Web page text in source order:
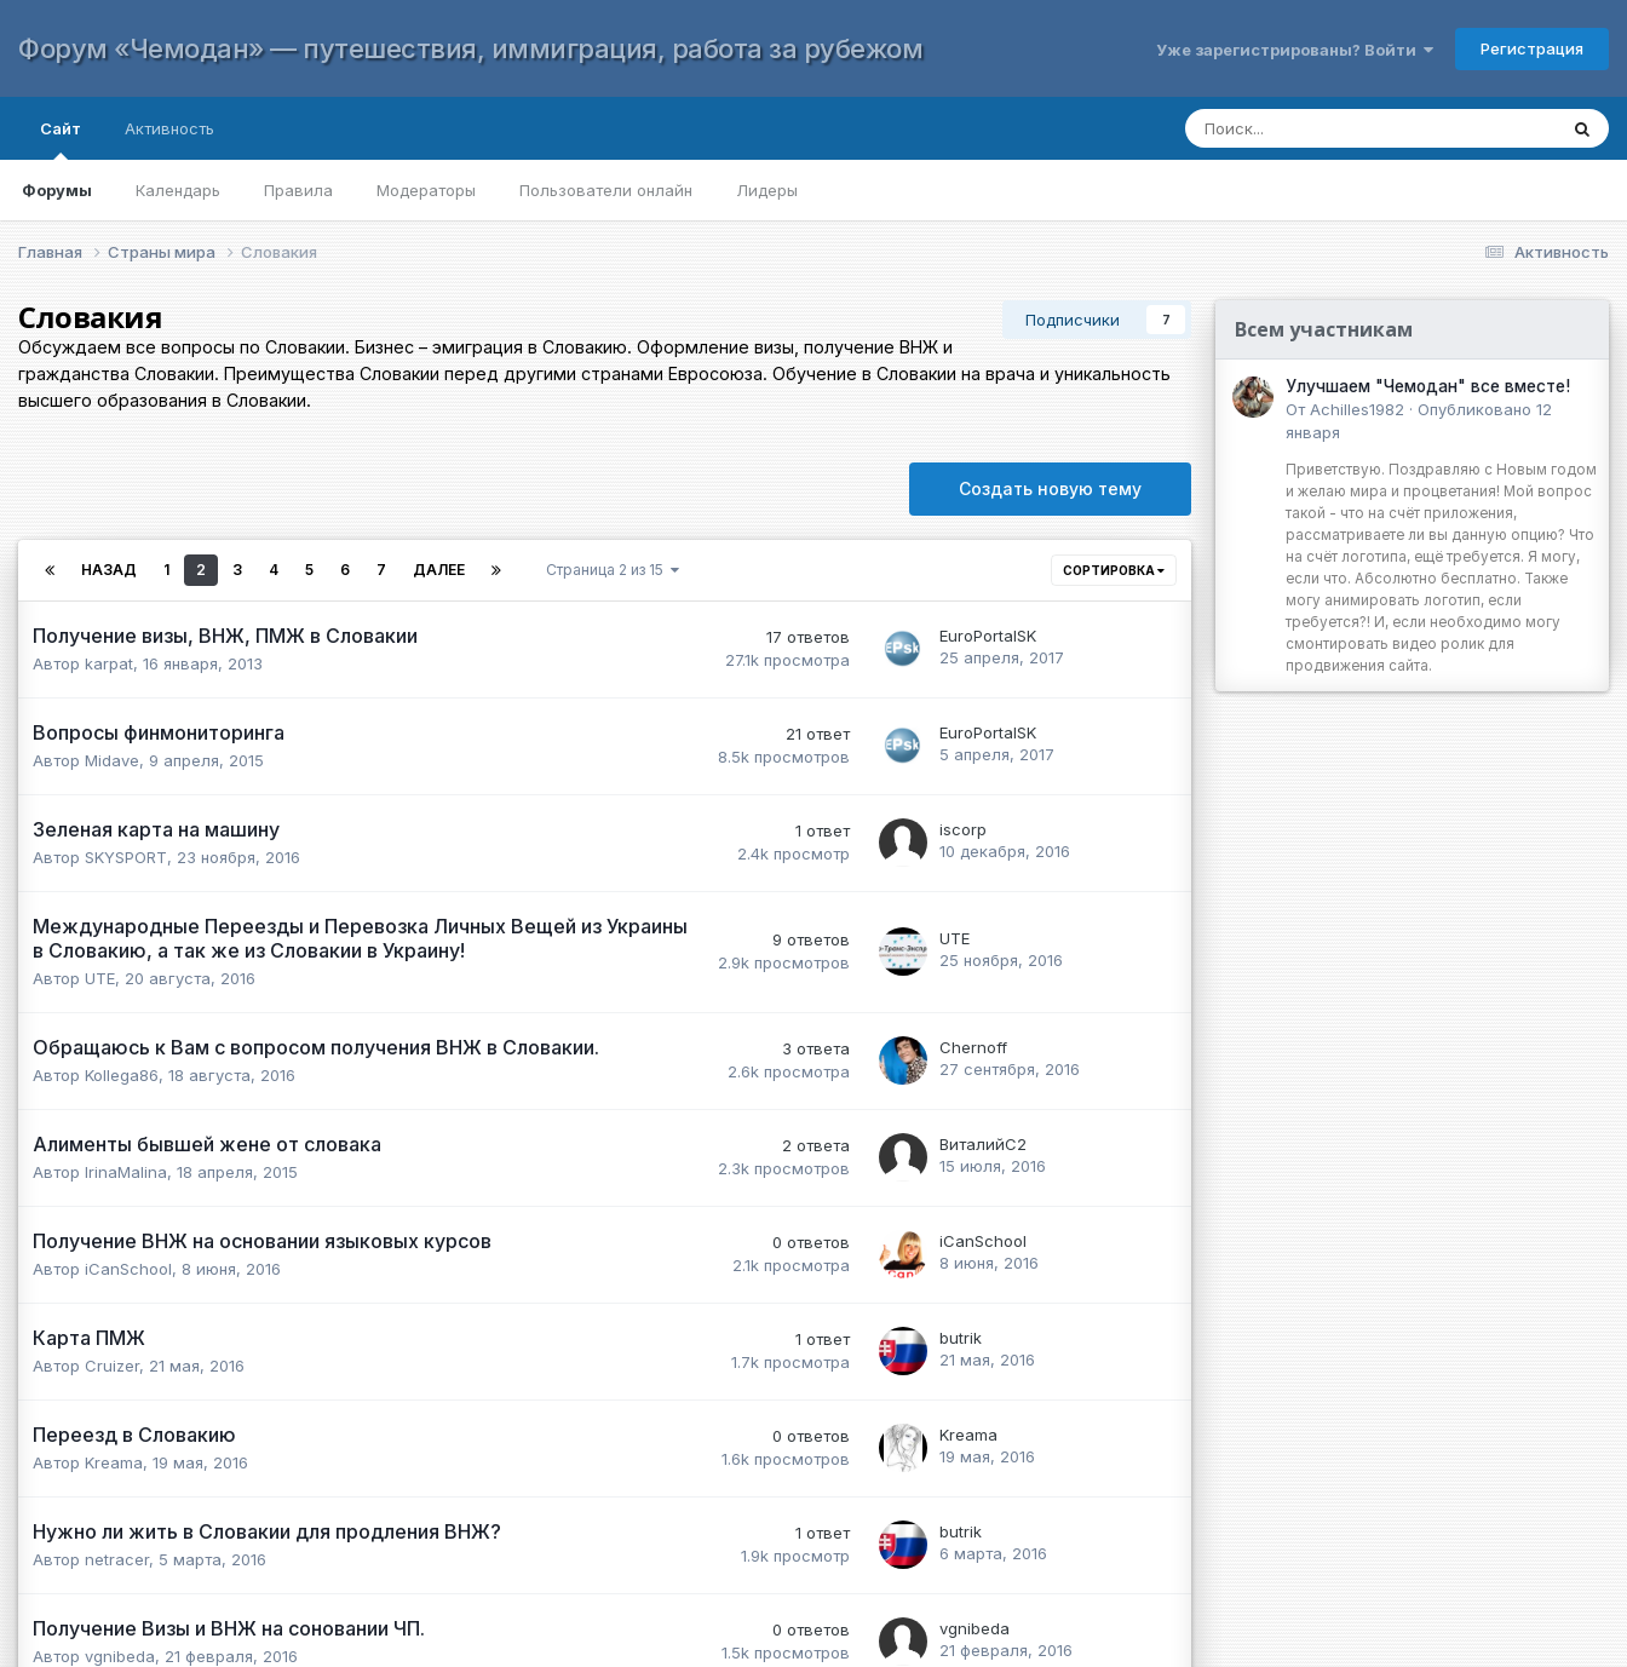
Форум «Чемодан» — путешествия, иммиграция, работа за рубежом Уже зарегистрированы? Войти Регистрация
Сайт
Форумы Календарь Правила Модераторы Пользователи онлайн Лидеры
Активность
Активность
Главная Страны мира Словакия
Словакия Подписчики 7
Обсуждаем все вопросы по Словакии. Бизнес – эмиграция в Словакию. Оформление визы, получение ВНЖ и
гражданства Словакии. Преимущества Словакии перед другими странами Евросоюза. Обучение в Словакии на врача и уникальность
высшего образования в Словакии.
Создать новую тему
СОРТИРОВКА
НАЗАД 1 2 3 4 5 6 7 ДАЛЕЕ Страница 2 из 15
Получение визы, ВНЖ, ПМЖ в Словакии
Автор karpat, 16 января, 2013
17 ответов
27.1k просмотра
EuroPortalSK
25 апреля, 2017
Вопросы финмониторинга
Автор Midave, 9 апреля, 2015
21 ответ
8.5k просмотров
EuroPortalSK
5 апреля, 2017
Зеленая карта на машину
Автор SKYSPORT, 23 ноября, 2016
1 ответ
2.4k просмотр
iscorp
10 декабря, 2016
Международные Переезды и Перевозка Личных Вещей из Украины
в Словакию, а так же из Словакии в Украину!
Автор UTE, 20 августа, 2016
9 ответов
2.9k просмотров
UTE
25 ноября, 2016
Обращаюсь к Вам с вопросом получения ВНЖ в Словакии.
Автор Kollega86, 18 августа, 2016
3 ответа
2.6k просмотра
Chernoff
27 сентября, 2016
Алименты бывшей жене от словака
Автор IrinaMalina, 18 апреля, 2015
2 ответа
2.3k просмотров
ВиталийС2
15 июля, 2016
Получение ВНЖ на основании языковых курсов
Автор iCanSchool, 8 июня, 2016
0 ответов
2.1k просмотра
iCanSchool
8 июня, 2016
Карта ПМЖ
Автор Cruizer, 21 мая, 2016
1 ответ
1.7k просмотра
butrik
21 мая, 2016
Переезд в Словакию
Автор Kreama, 19 мая, 2016
0 ответов
1.6k просмотров
Kreama
19 мая, 2016
Нужно ли жить в Словакии для продления ВНЖ?
Автор netracer, 5 марта, 2016
1 ответ
1.9k просмотр
butrik
6 марта, 2016
Получение Визы и ВНЖ на соновании ЧП.
Автор vgnibeda, 21 февраля, 2016
0 ответов
1.5k просмотров
vgnibeda
21 февраля, 2016
Всем участникам
Улучшаем "Чемодан" все вместе!
От Achilles1982 · Опубликовано 12
января
Приветствую. Поздравляю с Новым годом
и желаю мира и процветания! Мой вопрос
такой - что на счёт приложения,
рассматриваете ли вы данную опцию? Что
на счёт логотипа, ещё требуется. Я могу,
если что. Абсолютно бесплатно. Также
могу анимировать логотип, если
требуется?! И, если необходимо могу
смонтировать видео ролик для
продвижения сайта.